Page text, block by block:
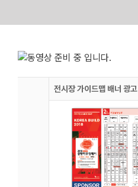
content
전시장 가이드맵 배너 광고